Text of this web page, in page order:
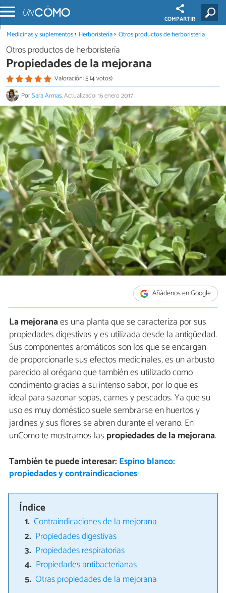
COMPARTIR
Medicinas y suplementos Herboristería Otros productos de herboristería
Otros productos de herboristería
Propiedades de la mejorana
Valoración: 5 (4 votos)
PorSara Armas.Actualizado: 16 enero 2017
Añádenos en Google
La mejoranaes una planta que se caracteriza por sus
propiedades digestivas y es utilizada desde la antigüedad.
Sus componentes aromáticos son los que se encargan
de proporcionarle sus efectos medicinales, es un arbusto
parecido al orégano que también es utilizado como
condimento gracias a su intenso sabor, por lo que es
ideal para sazonar sopas, carnes y pescados. Ya que su
uso es muy doméstico suele sembrarse en huertos y
jardines y sus flores se abren durante el verano. En
unComo te mostramos las propiedades de la mejorana.
También te puede interesar: Espino blanco:
propiedades y contraindicaciones
Índice
Contraindicaciones de la mejorana
Propiedades digestivas
Propiedades respiratorias
Propiedades antibacterianas
Otras propiedades de la mejorana